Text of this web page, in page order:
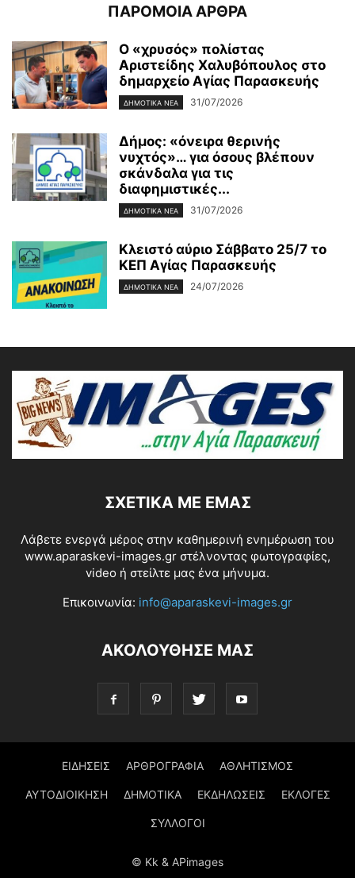
ΠΑΡΟΜΟΙΑ ΑΡΘΡΑ
Ο «χρυσός» πολίστας
Αριστείδης Χαλυβόπουλος στο
δημαρχείο Αγίας Παρασκευής
ΔΗΜΟΤΙΚΑ ΝΕΑ 31/07/2026
Δήμος: «όνειρα θερινής
νυχτός»… για όσους βλέπουν
σκάνδαλα για τις
διαφημιστικές...
ΔΗΜΟΤΙΚΑ ΝΕΑ 31/07/2026
Κλειστό αύριο Σάββατο 25/7 το
ΚΕΠ Αγίας Παρασκευής
ΔΗΜΟΤΙΚΑ ΝΕΑ 24/07/2026
ΣΧΕΤΙΚΆ ΜΕ ΕΜΆΣ
Λάβετε ενεργά μέρος στην καθημερινή ενημέρωση του
www.aparaskevi-images.gr στέλνοντας φωτογραφίες,
video ή στείλτε μας ένα μήνυμα.
Επικοινωνία: info@aparaskevi-images.gr
ΑΚΟΛΟΥΘΗΣΕ ΜΑΣ
ΕΙΔΗΣΕΙΣ ΑΡΘΡΟΓΡΑΦΙΑ ΑΘΛΗΤΙΣΜΟΣ
ΑΥΤΟΔΙΟΙΚΗΣΗ ΔΗΜΟΤΙΚΑ ΕΚΔΗΛΩΣΕΙΣ ΕΚΛΟΓΕΣ
ΣΥΛΛΟΓΟΙ
© Kk & APimages